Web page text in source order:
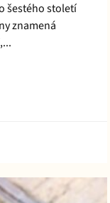
šestého století
znamená